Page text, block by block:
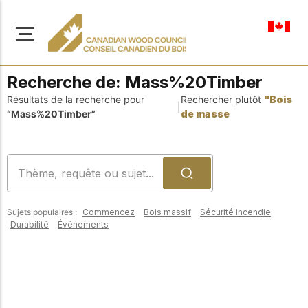
Accédez à un large
À propos de nous
Apprenez-en davantage
sur notre mission visant à
promouvoir la
construction en bois
Recherche de: Mass%20Timber
Résultats de la recherche pour
“Mass%20Timber”
Rechercher plutôt "Bois
de masse
Sujets populaires : Commencez Bois massif
Sécurité incendie
Durabilité
Événements